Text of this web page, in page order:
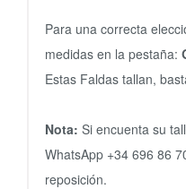
Para una correcta
medidas en la pestaña:
Estas Faldas tallan,
Nota: Si encuenta su
WhatsApp +34 696 86
reposición.